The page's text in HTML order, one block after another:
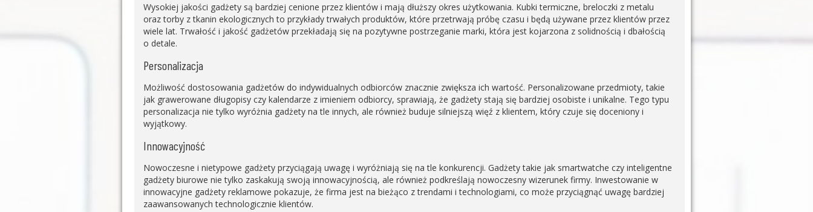
Wysokiej jakości gadżety są bardziej cenione przez klientów i mają dłuższy okres użytkowania. Kubki termiczne, breloczki z metalu
oraz torby z tkanin ekologicznych to przykłady trwałych produktów, które przetrwają próbę czasu i będą używane przez klientów przez
wiele lat. Trwałość i jakość gadżetów przekładają się na pozytywne postrzeganie marki, która jest kojarzona z solidnością i dbałością
o detale.
Personalizacja
Możliwość dostosowania gadżetów do indywidualnych odbiorców znacznie zwiększa ich wartość. Personalizowane przedmioty, takie
jak grawerowane długopisy czy kalendarze z imieniem odbiorcy, sprawiają, że gadżety stają się bardziej osobiste i unikalne. Tego typu
personalizacja nie tylko wyróżnia gadżety na tle innych, ale również buduje silniejszą więź z klientem, który czuje się doceniony i
wyjątkowy.
Innowacyjność
Nowoczesne i nietypowe gadżety przyciągają uwagę i wyróżniają się na tle konkurencji. Gadżety takie jak smartwatche czy inteligentne
gadżety biurowe nie tylko zaskakują swoją innowacyjnością, ale również podkreślają nowoczesny wizerunek firmy. Inwestowanie w
innowacyjne gadżety reklamowe pokazuje, że firma jest na bieżąco z trendami i technologiami, co może przyciągnąć uwagę bardziej
zaawansowanych technologicznie klientów.